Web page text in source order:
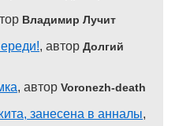
Владимир Лучит
, автор Долгий
, автор Voronezh-death
занесена в анналы,